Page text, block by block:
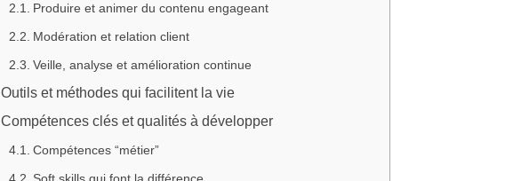
Produire et animer du contenu engageant
Modération et relation client
Veille, analyse et amélioration continue
Outils et méthodes qui facilitent la vie
Compétences clés et qualités à développer
Compétences “métier”